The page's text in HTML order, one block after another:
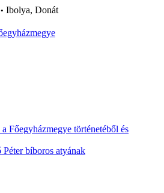
• Ibolya, Donát
Főegyházmegye történetéből és
bíboros atyának